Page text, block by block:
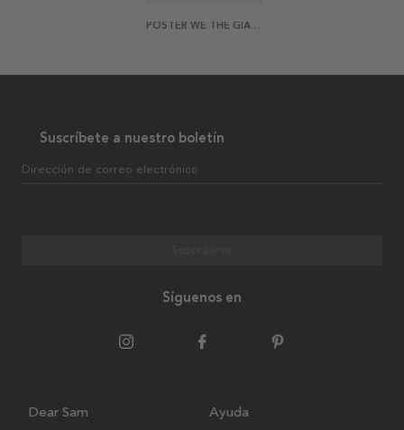
Suscríbete a nuestro boletín
Dirección de correo electrónico
Síguenos en
Dear Sam Ayuda